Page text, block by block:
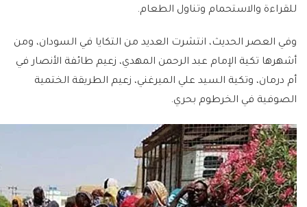
للقراءة والاستحمام وتناول الطعام.
وفي العصر الحديث، انتشرت العديد من التكايا في السودان، ومن
أشهرها تكية الإمام عبد الرحمن المهدي، زعيم طائفة الأنصار في
أم درمان، وتكية السيد علي الميرغني، زعيم الطريقة الختمية
الصوفية في الخرطوم بحري.